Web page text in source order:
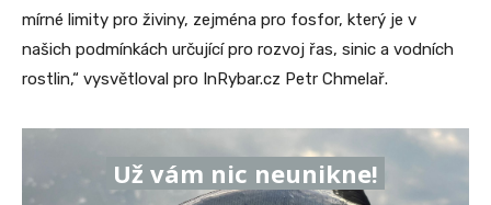
mírné limity pro živiny, zejména pro fosfor, který je v
našich podmínkách určující pro rozvoj řas, sinic a vodních
rostlin,“ vysvětloval pro InRybar.cz Petr Chmelař.
Už vám nic neunikne!